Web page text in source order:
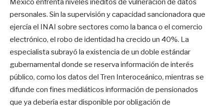
México enfrenta niveles inéditos de vulneración de datos
personales. Sin la supervisión y capacidad sancionadora que
ejercía el INAI sobre sectores como la banca o el comercio
electrónico, el robo de identidad ha crecido un 40%. La
especialista subrayó la existencia de un doble estándar
gubernamental donde se reserva información de interés
público, como los datos del Tren Interoceánico, mientras se
difunde con fines mediáticos información de pensionados
que ya debería estar disponible por obligación de